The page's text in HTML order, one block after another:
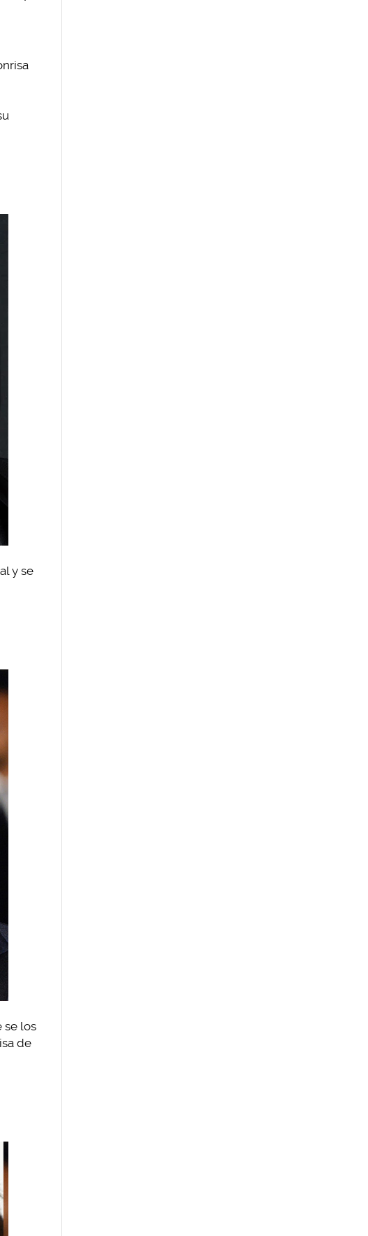
y se
se los
de